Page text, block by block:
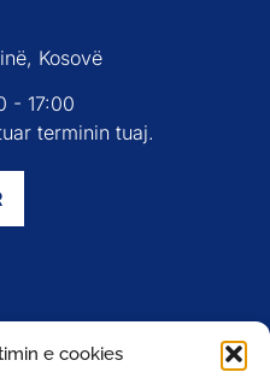
e cookies
Kosovë
- 17:00
terminin tuaj.